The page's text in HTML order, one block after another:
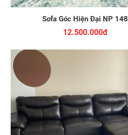
Sofa Góc Hiện Đại NP 148
12.500.000đ